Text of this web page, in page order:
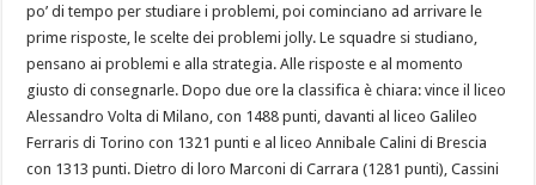
po’ di tempo per studiare i problemi, poi cominciano ad arrivare le
prime risposte, le scelte dei problemi jolly. Le squadre si studiano,
pensano ai problemi e alla strategia. Alle risposte e al momento
giusto di consegnarle. Dopo due ore la classifica è chiara: vince il liceo
Alessandro Volta di Milano, con 1488 punti, davanti al liceo Galileo
Ferraris di Torino con 1321 punti e al liceo Annibale Calini di Brescia
con 1313 punti. Dietro di loro Marconi di Carrara (1281 punti), Cassini